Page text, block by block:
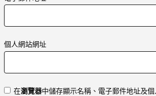
個人網站網址
在瀏覽器中儲存顯示名稱、電子郵件地址及